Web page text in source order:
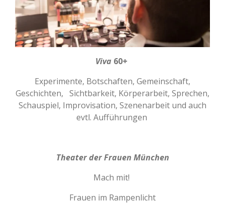
Viva 60+
Experimente, Botschaften, Gemeinschaft,
Geschichten, Sichtbarkeit, Körperarbeit, Sprechen,
Schauspiel, Improvisation, Szenenarbeit und auch
evtl. Aufführungen
Theater der Frauen München
Mach mit!
Frauen im Rampenlicht